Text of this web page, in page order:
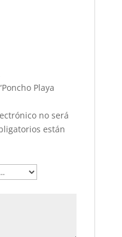
Playa
no será
están